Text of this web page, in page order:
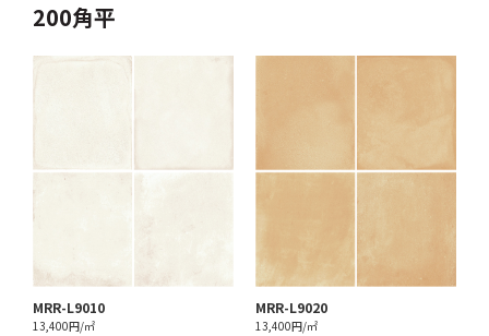
200角平
MRR-L9010
13,400円/㎡
MRR-L9020
13,400円/㎡